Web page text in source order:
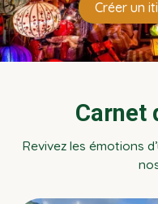
Créer un
Carnet
Revivez les émotions